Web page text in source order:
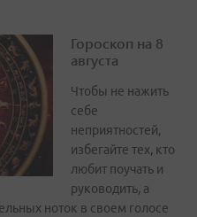
Гороскоп на 8
августа
Чтобы не нажить
себе
неприятностей,
избегайте тех, кто
любит поучать и
руководить, а
ноток в своем голосе